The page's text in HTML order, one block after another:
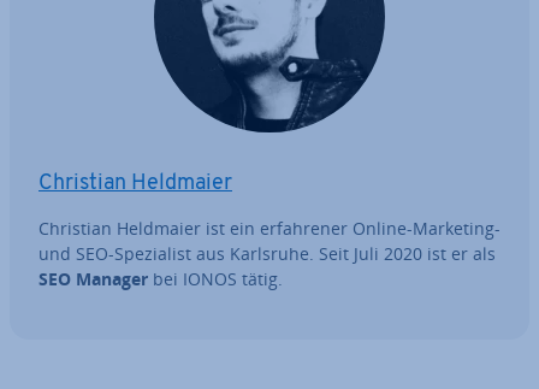
Christian Heldmaier
Christian Heldmaier ist ein er­fah­re­ner Online-Marketing-
und SEO-Spe­zia­list aus Karlsruhe. Seit Juli 2020 ist er als
SEO Manager bei IONOS tätig.